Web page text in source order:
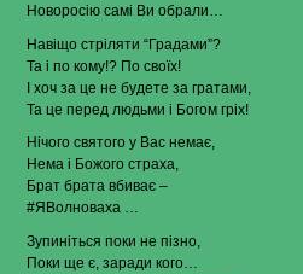
Новоросію самі Ви обрали…
Навіщо стріляти “Градами”?
Та і по кому!? По своїх!
І хоч за це не будете за гратами,
Та це перед людьми і Богом гріх!
Нічого святого у Вас немає,
Нема і Божого страха,
Брат брата вбиває –
#ЯВолноваха …
Зупиніться поки не пізно,
Поки ще є, заради кого…